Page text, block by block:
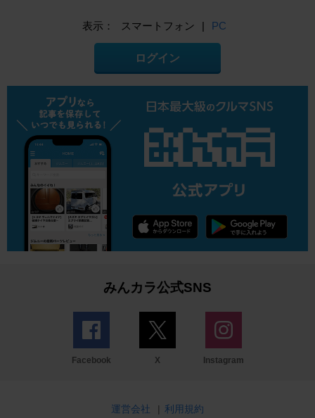
表示： スマートフォン | PC
ログイン
みんカラ公式SNS
Facebook X Instagram
運営会社 | 利用規約